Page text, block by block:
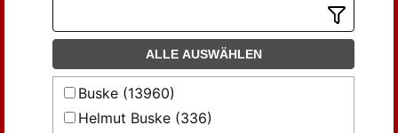
Chermette, Michèle (37)
Conman, Joanne (41)
Darnell, John Coleman (33)
Decker, Wolfgang (39)
ALLE AUSWÄHLEN
Buske (13960)
Helmut Buske (336)